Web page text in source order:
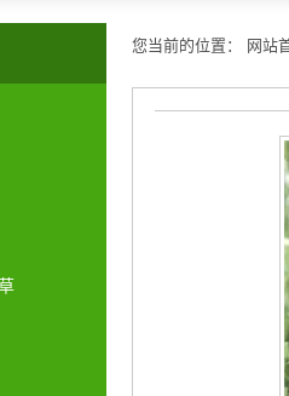
您当前的位置： 网站